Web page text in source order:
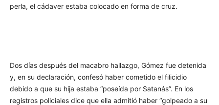
perla, el cádaver estaba colocado en forma de cruz.
Dos días después del macabro hallazgo, Gómez fue detenida
y, en su declaración, confesó haber cometido el filicidio
debido a que su hija estaba “poseída por Satanás”. En los
registros policiales dice que ella admitió haber “golpeado a su